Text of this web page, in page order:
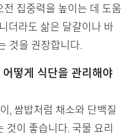
집중력을 높이는 데 도움
더라도 삶은 달걀이나 바
것을 권장합니다.
떻게 식단을 관리해야
, 쌈밥처럼 채소와 단백질
것이 좋습니다. 국물 요리